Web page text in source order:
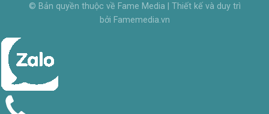
© Bản quyền thuộc về Fame Media | Thiết kế và duy trì
bởi Famemedia.vn